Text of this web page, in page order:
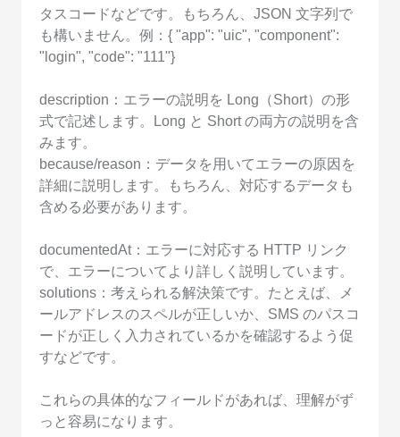
タスコードなどです。もちろん、JSON 文字列で
も構いません。例：{ "app": "uic", "component":
"login", "code": "111"}
description：エラーの説明を Long（Short）の形
式で記述します。Long と Short の両方の説明を含
みます。
because/reason：データを用いてエラーの原因を
詳細に説明します。もちろん、対応するデータも
含める必要があります。
documentedAt：エラーに対応する HTTP リンク
で、エラーについてより詳しく説明しています。
solutions：考えられる解決策です。たとえば、メ
ールアドレスのスペルが正しいか、SMS のパスコ
ードが正しく入力されているかを確認するよう促
すなどです。
これらの具体的なフィールドがあれば、理解がず
っと容易になります。